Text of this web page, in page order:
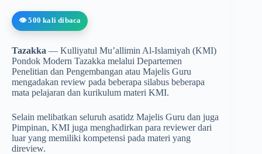
👁️ 500 kali dibaca
Tazakka — Kulliyatul Mu’allimin Al-Islamiyah (KMI)
Pondok Modern Tazakka melalui Departemen
Penelitian dan Pengembangan atau Majelis Guru
mengadakan review pada beberapa silabus beberapa
mata pelajaran dan kurikulum materi KMI.
Selain melibatkan seluruh asatidz Majelis Guru dan juga
Pimpinan, KMI juga menghadirkan para reviewer dari
luar yang memiliki kompetensi pada materi yang
direview.